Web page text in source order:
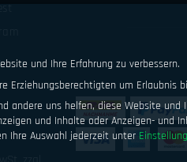
und Ihre Erfahrung zu verbessern.
Erziehungsberechtigten um Erlaubnis
andere uns helfen, diese Website und
und Inhalte oder Anzeigen- und
Ihre Auswahl jederzeit unter